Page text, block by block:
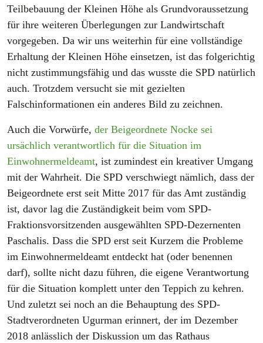
Teilbebauung der Kleinen Höhe als Grundvoraussetzung
für ihre weiteren Überlegungen zur Landwirtschaft
vorgegeben. Da wir uns weiterhin für eine vollständige
Erhaltung der Kleinen Höhe einsetzen, ist das folgerichtig
nicht zustimmungsfähig und das wusste die SPD natürlich
auch. Trotzdem versucht sie mit gezielten
Falschinformationen ein anderes Bild zu zeichnen.
Auch die Vorwürfe, der Beigeordnete Nocke sei
ursächlich verantwortlich für die Situation im
Einwohnermeldeamt, ist zumindest ein kreativer Umgang
mit der Wahrheit. Die SPD verschwiegt nämlich, dass der
Beigeordnete erst seit Mitte 2017 für das Amt zuständig
ist, davor lag die Zuständigkeit beim vom SPD-
Fraktionsvorsitzenden ausgewählten SPD-Dezernenten
Paschalis. Dass die SPD erst seit Kurzem die Probleme
im Einwohnermeldeamt entdeckt hat (oder benennen
darf), sollte nicht dazu führen, die eigene Verantwortung
für die Situation komplett unter den Teppich zu kehren.
Und zuletzt sei noch an die Behauptung des SPD-
Stadtverordneten Ugurman erinnert, der im Dezember
2018 anlässlich der Diskussion um das Rathaus